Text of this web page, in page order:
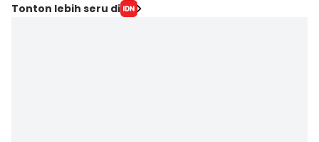
Tonton lebih seru di